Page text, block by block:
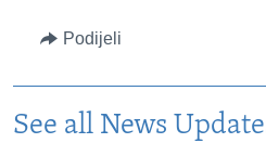
Podijeli
See all News